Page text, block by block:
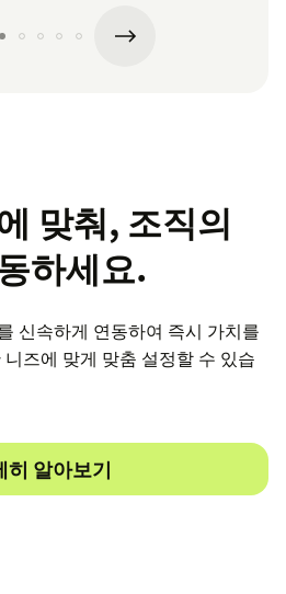
맞춰, 조직의
하세요.
신속하게 연동하여 즉시 가치를
즈에 맞게 맞춤 설정할 수 있습
히 알아보기